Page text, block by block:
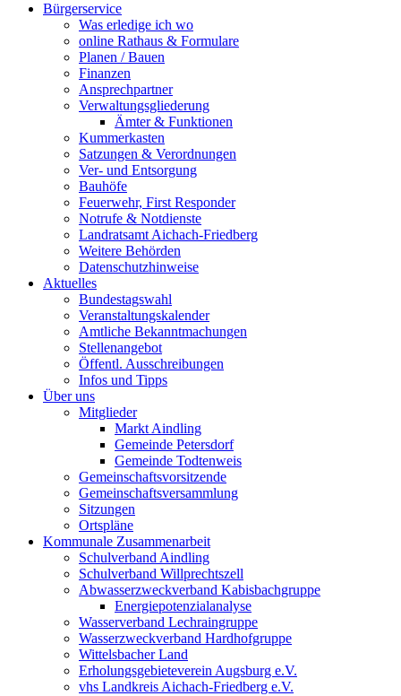
Bürgerservice
Was erledige ich wo
online Rathaus & Formulare
Planen / Bauen
Finanzen
Ansprechpartner
Verwaltungsgliederung
Ämter & Funktionen
Kummerkasten
Satzungen & Verordnungen
Ver- und Entsorgung
Bauhöfe
Feuerwehr, First Responder
Notrufe & Notdienste
Landratsamt Aichach-Friedberg
Weitere Behörden
Datenschutzhinweise
Aktuelles
Bundestagswahl
Veranstaltungskalender
Amtliche Bekanntmachungen
Stellenangebot
Öffentl. Ausschreibungen
Infos und Tipps
Über uns
Mitglieder
Markt Aindling
Gemeinde Petersdorf
Gemeinde Todtenweis
Gemeinschaftsvorsitzende
Gemeinschaftsversammlung
Sitzungen
Ortspläne
Kommunale Zusammenarbeit
Schulverband Aindling
Schulverband Willprechtszell
Abwasserzweckverband Kabisbachgruppe
Energiepotenzialanalyse
Wasserverband Lechraingruppe
Wasserzweckverband Hardhofgruppe
Wittelsbacher Land
Erholungsgebieteverein Augsburg e.V.
vhs Landkreis Aichach-Friedberg e.V.